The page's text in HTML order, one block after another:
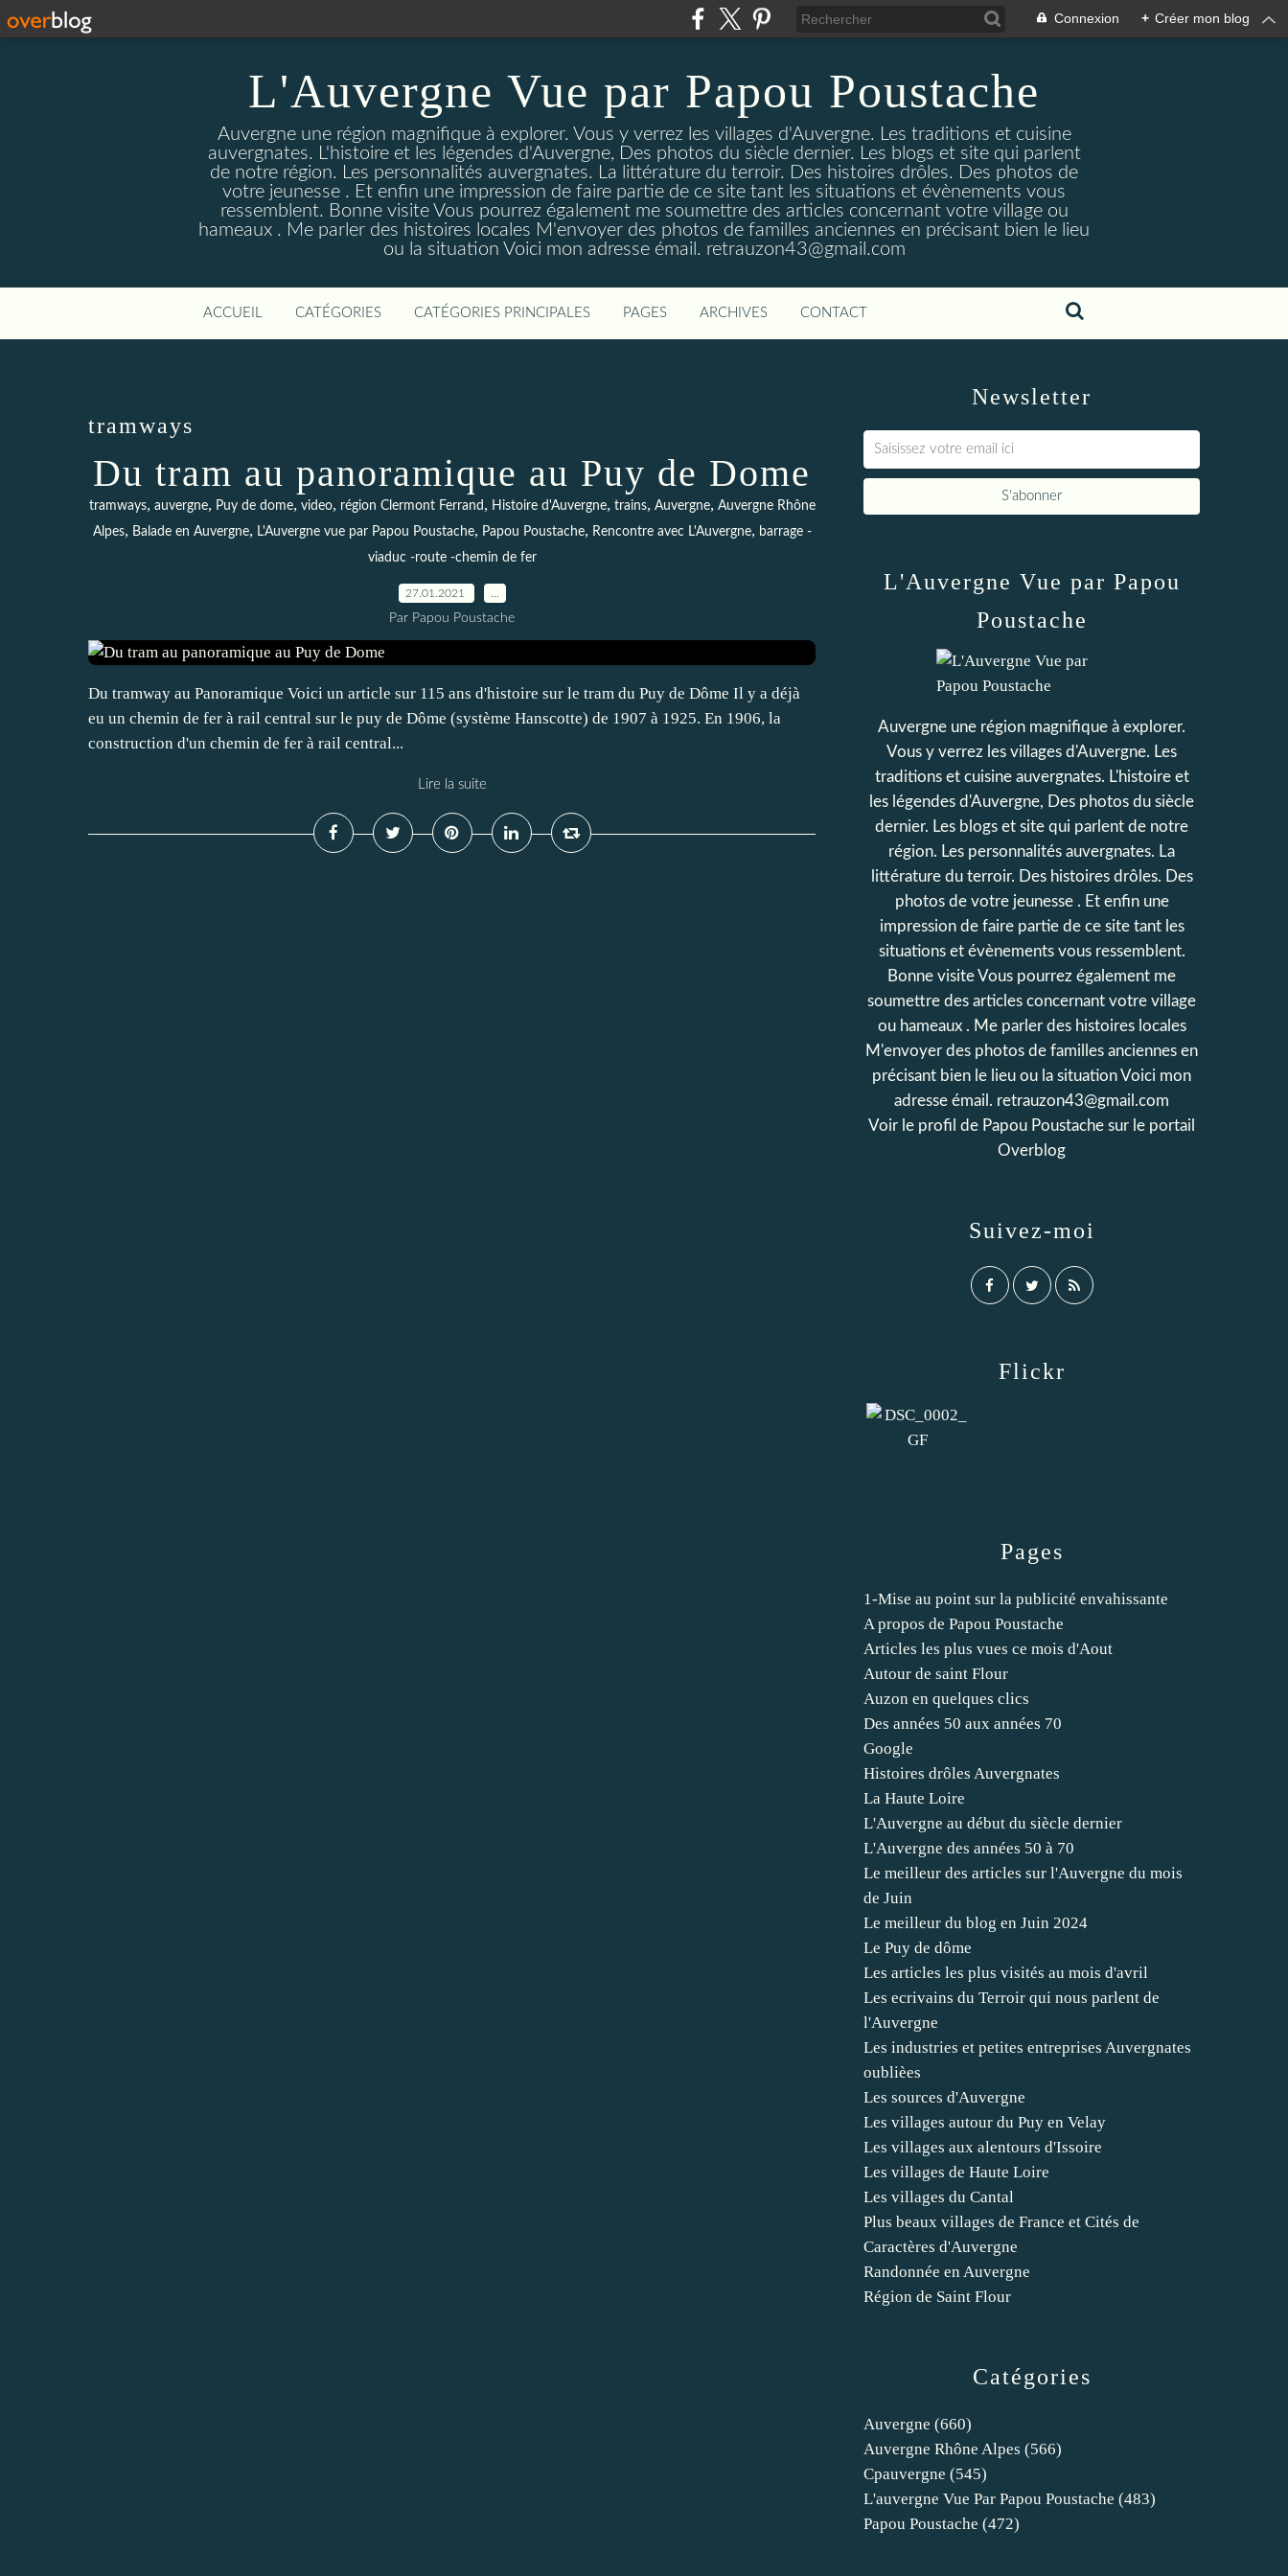
Connexion + Créer mon blog
L'Auvergne Vue par Papou Poustache
Auvergne une région magnifique à explorer. Vous y verrez les villages d'Auvergne. Les traditions et cuisine
auvergnates. L'histoire et les légendes d'Auvergne, Des photos du siècle dernier. Les blogs et site qui parlent
de notre région. Les personnalités auvergnates. La littérature du terroir. Des histoires drôles. Des photos de
votre jeunesse . Et enfin une impression de faire partie de ce site tant les situations et évènements vous
ressemblent. Bonne visite Vous pourrez également me soumettre des articles concernant votre village ou
hameaux . Me parler des histoires locales M'envoyer des photos de familles anciennes en précisant bien le lieu
ou la situation Voici mon adresse émail. retrauzon43@gmail.com
ACCUEIL CATÉGORIES CATÉGORIES PRINCIPALES PAGES ARCHIVES CONTACT
tramways
Du tram au panoramique au Puy de Dome
tramways, auvergne, Puy de dome, video, région Clermont Ferrand , Histoire d'Auvergne, trains, Auvergne, Auvergne Rhône
Alpes, Balade en Auvergne, L'Auvergne vue par Papou Poustache, Papou Poustache, Rencontre avec L'Auvergne, barrage -
viaduc -route -chemin de fer
27.01.2021
Par Papou Poustache
Du tramway au Panoramique Voici un article sur 115 ans d'histoire sur le tram du Puy de Dôme Il y a déjà
eu un chemin de fer à rail central sur le puy de Dôme (système Hanscotte) de 1907 à 1925. En 1906, la
construction d'un chemin de fer à rail central...
Lire la suite
Newsletter
Catégories
Auvergne (660)
Auvergne Rhône Alpes (566)
Cpauvergne (545)
L'auvergne Vue Par Papou Poustache (483)
Papou Poustache (472)
Pages
1-Mise au point sur la publicité envahissante
A propos de Papou Poustache
Articles les plus vues ce mois d'Aout
Autour de saint Flour
Auzon en quelques clics
Des années 50 aux années 70
Google
Histoires drôles Auvergnates
La Haute Loire
L'Auvergne au début du siècle dernier
L'Auvergne des années 50 à 70
Le meilleur des articles sur l'Auvergne du mois
de Juin
Le meilleur du blog en Juin 2024
Le Puy de dôme
Les articles les plus visités au mois d'avril
Les ecrivains du Terroir qui nous parlent de
l'Auvergne
Les industries et petites entreprises Auvergnates
oublièes
Les sources d'Auvergne
Les villages autour du Puy en Velay
Les villages aux alentours d'Issoire
Les villages de Haute Loire
Les villages du Cantal
Plus beaux villages de France et Cités de
Caractères d'Auvergne
Randonnée en Auvergne
Région de Saint Flour
L'Auvergne Vue par Papou
Poustache
Auvergne une région magnifique à explorer.
Vous y verrez les villages d'Auvergne. Les
traditions et cuisine auvergnates. L'histoire et
les légendes d'Auvergne, Des photos du siècle
dernier. Les blogs et site qui parlent de notre
région. Les personnalités auvergnates. La
littérature du terroir. Des histoires drôles. Des
photos de votre jeunesse . Et enfin une
impression de faire partie de ce site tant les
situations et évènements vous ressemblent.
Bonne visite Vous pourrez également me
soumettre des articles concernant votre village
ou hameaux . Me parler des histoires locales
M'envoyer des photos de familles anciennes en
précisant bien le lieu ou la situation Voici mon
adresse émail. retrauzon43@gmail.com
Voir le profil de Papou Poustache sur le portail
Overblog
Suivez-moi
Flickr